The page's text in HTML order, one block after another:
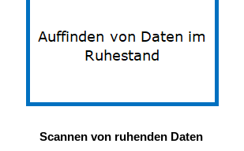
Scannen von ruhenden Daten